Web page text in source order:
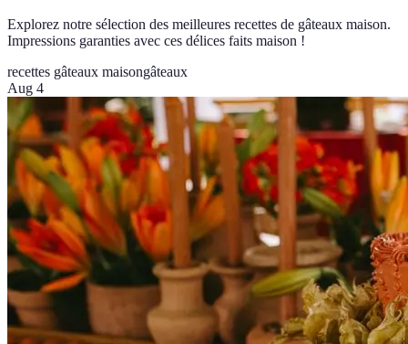
Explorez notre sélection des meilleures recettes de gâteaux maison.
Impressions garanties avec ces délices faits maison !
recettes gâteaux maisongâteaux
Aug 4